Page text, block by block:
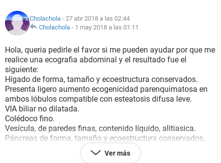
NUTRICIÓN
SEXUALIDAD
GLOSARIO
Cholachola - 27 abr 2018 a las 02:44
Cholachola - 1 may 2018 a las 01:11
Hola, queria pedirle el favor si me pueden ayudar por que me
realice una ecografia abdominal y el resultado fue el
siguiente:
Hígado de forma, tamaño y ecoestructura conservados.
Presenta ligero aumento ecogenicidad parenquimatosa en
ambos lóbulos compatible con esteatosis difusa leve.
VIA biliar no dilatada.
Colédoco fino.
Vesícula, de paredes finas, contenido líquido, alitiasica.
Páncreas de forma, tamaño y ecoestructura conservados.
Bazo homogéneo. DL: 105 MM.
Ambos riñones de forma, tamaño y ecoestructura
Ver más